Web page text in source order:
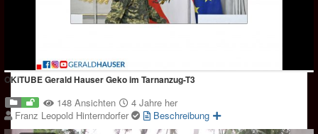
OKiTUBE Gerald Hauser Geko im Tarnanzug-T3
148 Ansichten
4 Jahre her
Franz Leopold Hinterndorfer
Beschreibung